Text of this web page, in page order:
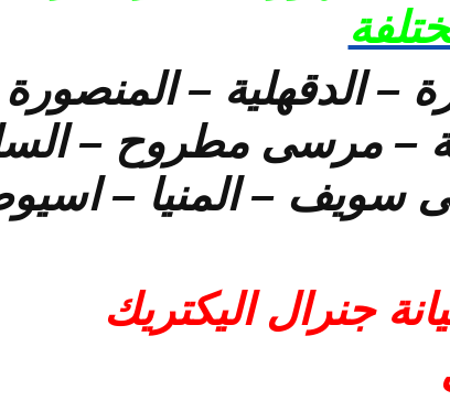
– الدقهلية –
– مرسى مطروح –
سويف – المنيا –
جنرال اليكتريك